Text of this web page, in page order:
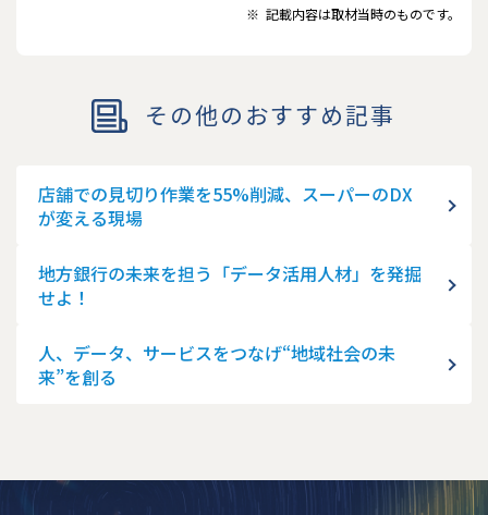
※ 記載内容は取材当時のものです。
その他のおすすめ記事
店舗での見切り作業を55%削減、スーパーのDX
が変える現場
地方銀行の未来を担う「データ活用人材」を発掘
せよ！
人、データ、サービスをつなげ“地域社会の未
来”を創る